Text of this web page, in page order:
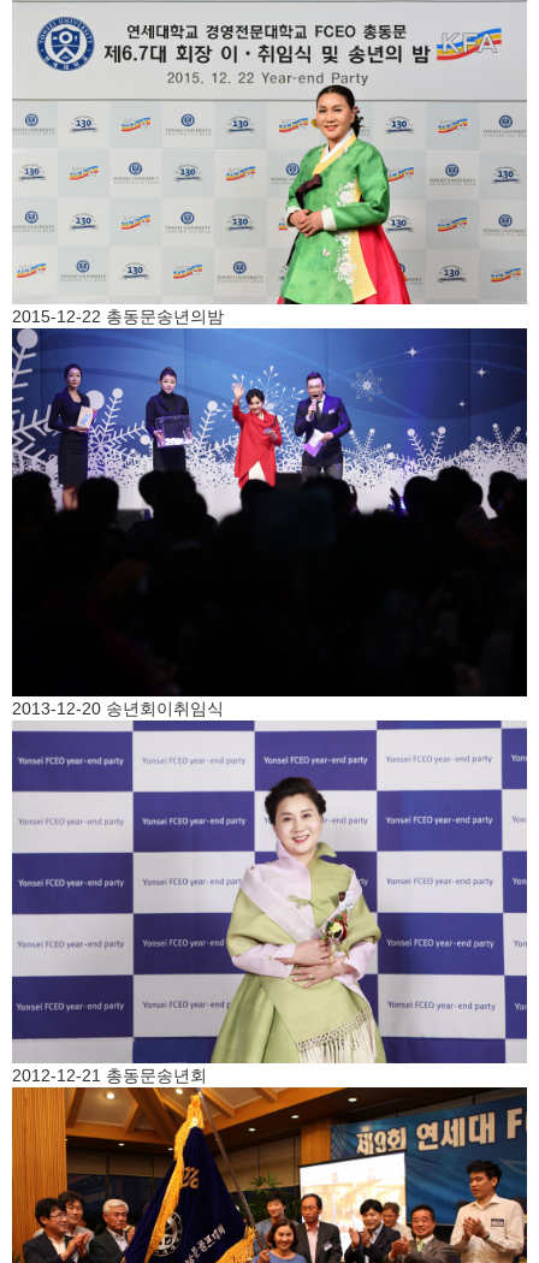
2015-12-22 총동문송년의밤
2013-12-20 송년회이취임식
2012-12-21 총동문송년회